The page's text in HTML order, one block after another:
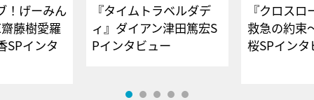
！げーみん
藤樹愛羅
SPインタ
『タイムトラベルダデ
ィ』ダイアン津田篤宏S
Pインタビュー
『クロス
救急の約束
桜SPイ